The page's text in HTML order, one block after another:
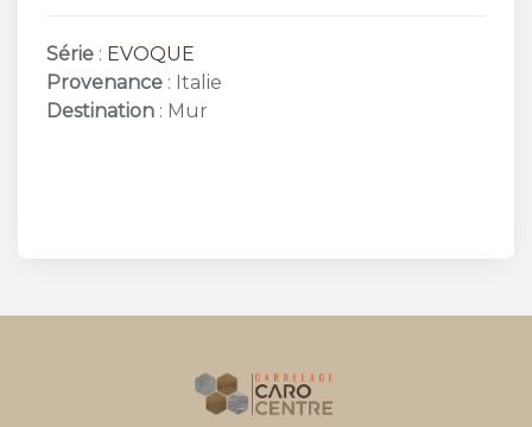
Série : EVOQUE
Provenance : Italie
Destination : Mur